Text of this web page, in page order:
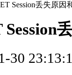
Session丢失原因
Session
30